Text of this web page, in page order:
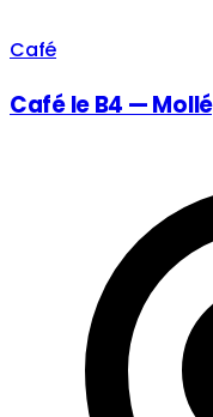
Café
Café le B4 —